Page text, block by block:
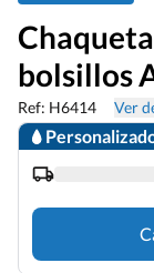
bolsillos
Ref: H6414 Ver